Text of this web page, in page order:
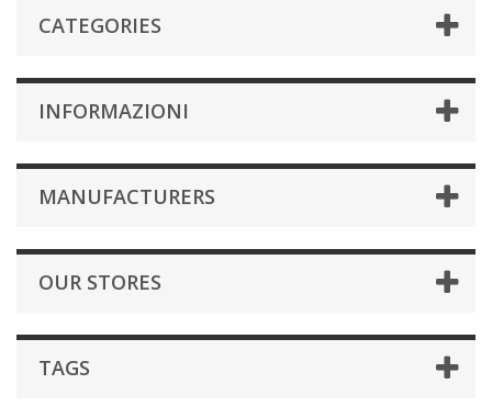
CATEGORIES
INFORMAZIONI
MANUFACTURERS
OUR STORES
TAGS